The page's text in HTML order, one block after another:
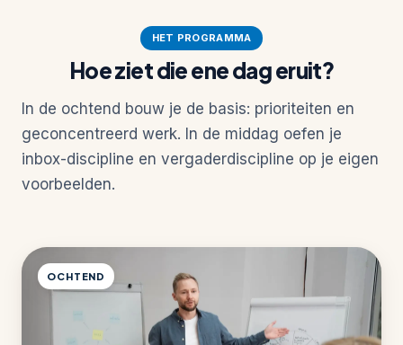
HET PROGRAMMA
Hoe ziet die ene dag eruit?
In de ochtend bouw je de basis: prioriteiten en
geconcentreerd werk. In de middag oefen je
inbox-discipline en vergaderdiscipline op je eigen
voorbeelden.
OCHTEND